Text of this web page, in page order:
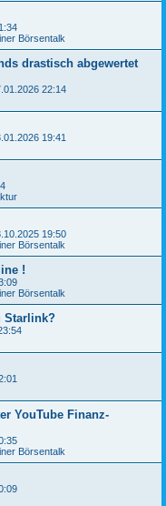
Börsentalk
drastisch abgewertet
22:14
19:41
19:50
Börsentalk
!
Börsentalk
Starlink?
YouTube Finanz-
Börsentalk